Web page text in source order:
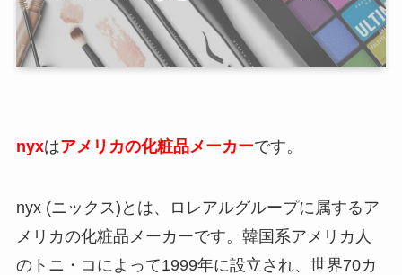
nyxはアメリカの化粧品メーカーです。
nyx (ニックス)とは、ロレアルグループに属するア
メリカの化粧品メーカーです。韓国系アメリカ人
のトニ・コによって1999年に設立され、世界70カ